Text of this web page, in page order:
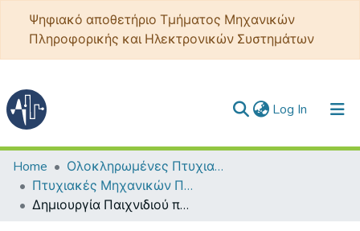
Ψηφιακό αποθετήριο Τμήματος Μηχανικών
Πληροφορικής και Ηλεκτρονικών Συστημάτων
Log In (current)
Communities & Collections
All of DSpace
Home
Ολοκληρωμένες Πτυχιακές - Διπλωματικές
Πτυχιακές Μηχανικών Πληροφορικής ΤΕ
Δημιουργία Παιχνιδιού παρόμοιου με το Νανόγραμμα